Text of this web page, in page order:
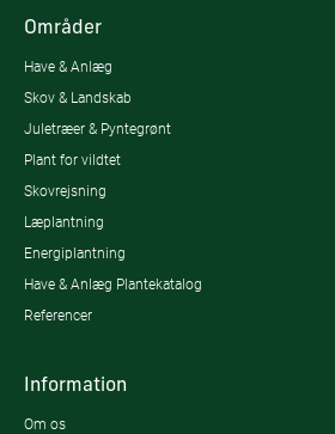
Områder
Have & Anlæg
Skov & Landskab
Juletræer & Pyntegrønt
Plant for vildtet
Skovrejsning
Læplantning
Energiplantning
Have & Anlæg Plantekatalog
Referencer
Information
Om os